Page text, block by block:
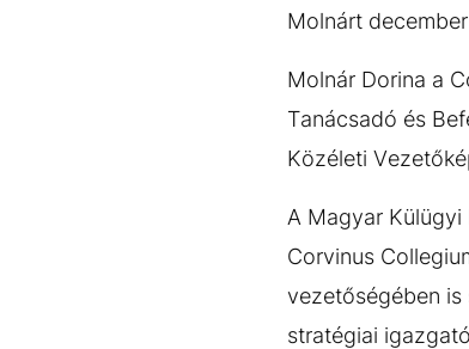
Molnárt
Molnár Dorina a
Tanácsadó és
Közéleti
A Magyar
Corvinus
vezetőségében
stratégiai